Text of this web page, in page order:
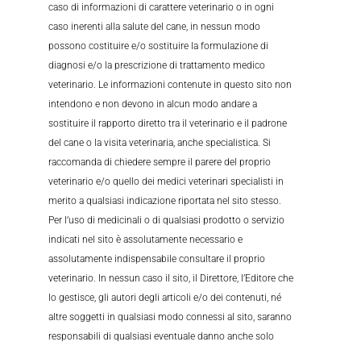
caso di informazioni di carattere veterinario o in ogni
caso inerenti alla salute del cane, in nessun modo
possono costituire e/o sostituire la formulazione di
diagnosi e/o la prescrizione di trattamento medico
veterinario. Le informazioni contenute in questo sito non
intendono e non devono in alcun modo andare a
sostituire il rapporto diretto tra il veterinario e il padrone
del cane o la visita veterinaria, anche specialistica. Si
raccomanda di chiedere sempre il parere del proprio
veterinario e/o quello dei medici veterinari specialisti in
merito a qualsiasi indicazione riportata nel sito stesso.
Per l’uso di medicinali o di qualsiasi prodotto o servizio
indicati nel sito è assolutamente necessario e
assolutamente indispensabile consultare il proprio
veterinario. In nessun caso il sito, il Direttore, l’Editore che
lo gestisce, gli autori degli articoli e/o dei contenuti, né
altre soggetti in qualsiasi modo connessi al sito, saranno
responsabili di qualsiasi eventuale danno anche solo